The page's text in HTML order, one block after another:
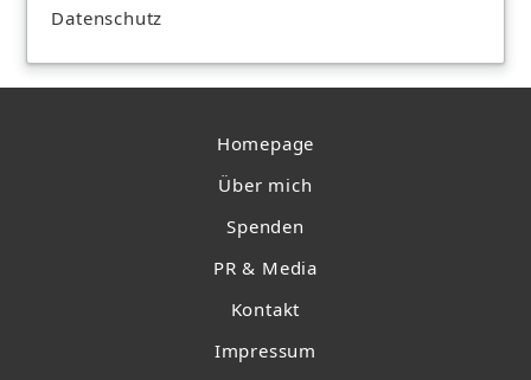
Datenschutz
Homepage
Über mich
Spenden
PR & Media
Kontakt
Impressum